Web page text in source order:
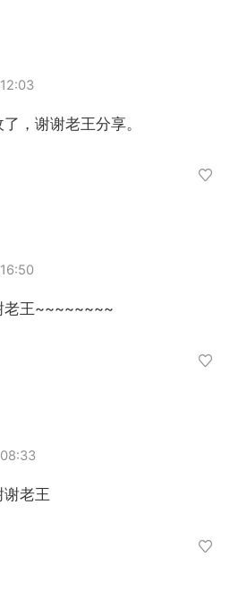
，谢谢老王分享。
老王~~~~~~~~
谢老王